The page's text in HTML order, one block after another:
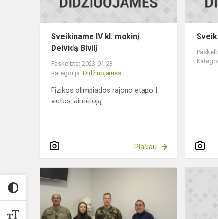
Sveikiname IV kl. mokinį
Deividą Bivilį
Paskelbta: 2023-01-23
Kategorija: Didžiuojamės
Fizikos olimpiados rajono etapo I
vietos laimėtoją
Plačiau